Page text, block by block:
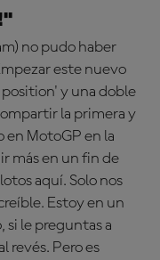
no pudo haber
este nuevo
y una doble
la primera y
en MotoGP en la
más en un fin de
aquí. Solo nos
Estoy en un
si le preguntas a
revés. Pero es